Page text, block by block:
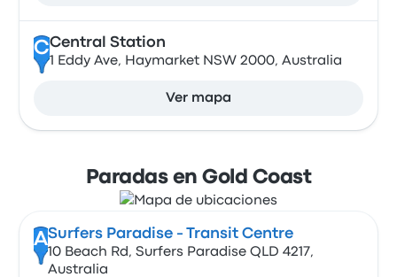
CCentral Station
1 Eddy Ave, Haymarket NSW 2000, Australia
Ver mapa
Paradas en Gold Coast
ASurfers Paradise - Transit Centre
10 Beach Rd, Surfers Paradise QLD 4217,
Australia